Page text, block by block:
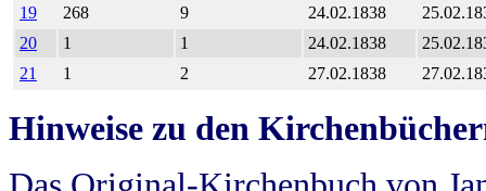
19
268 9 24.02.1838
20
1 1 24.02.1838
21
1 2 27.02.1838
Hinweise zu den